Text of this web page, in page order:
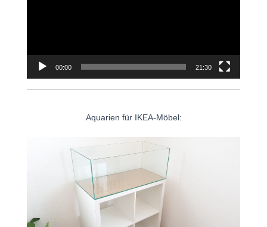
00:00 21:30
Aquarien für IKEA-Möbel: